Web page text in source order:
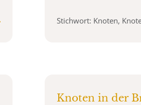
Stichwort: Knoten,
Knoten in der